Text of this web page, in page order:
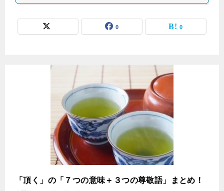
0 0
「頂く」の「７つの意味＋３つの尊敬語」まとめ！